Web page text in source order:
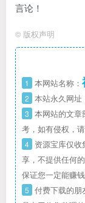
言论！
© 版权声明
1 本网站名称：
2 本站永久网址
3 本网站的文章
考，如有侵权，
4 资源宝库仅
享，不提供任何
保证您一定能赚
5 付费下载的朋